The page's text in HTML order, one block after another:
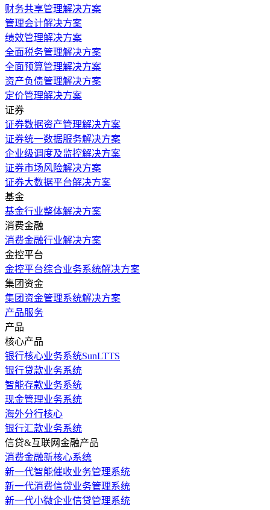
财务共享管理解决方案
管理会计解决方案
绩效管理解决方案
全面税务管理解决方案
全面预算管理解决方案
资产负债管理解决方案
定价管理解决方案
证券
证券数据资产管理解决方案
证券统一数据服务解决方案
企业级调度及监控解决方案
证券市场风险解决方案
证券大数据平台解决方案
基金
基金行业整体解决方案
消费金融
消费金融行业解决方案
金控平台
金控平台综合业务系统解决方案
集团资金
集团资金管理系统解决方案
产品服务
产品
核心产品
银行核心业务系统SunLTTS
银行贷款业务系统
智能存款业务系统
现金管理业务系统
海外分行核心
银行汇款业务系统
信贷&互联网金融产品
消费金融新核心系统
新一代智能催收业务管理系统
新一代消费信贷业务管理系统
新一代小微企业信贷管理系统